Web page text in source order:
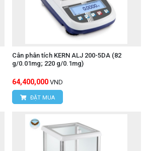
Cân phân tích KERN ALJ 200-5DA (82
g/0.01mg; 220 g/0.1mg)
64,400,000 VND
ĐẶT MUA